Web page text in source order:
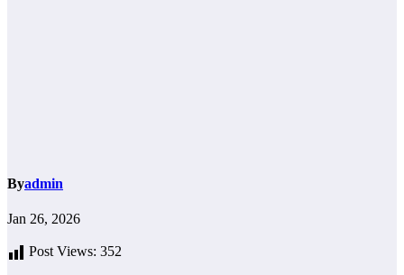
Byadmin
Jan 26, 2026
Post Views: 352